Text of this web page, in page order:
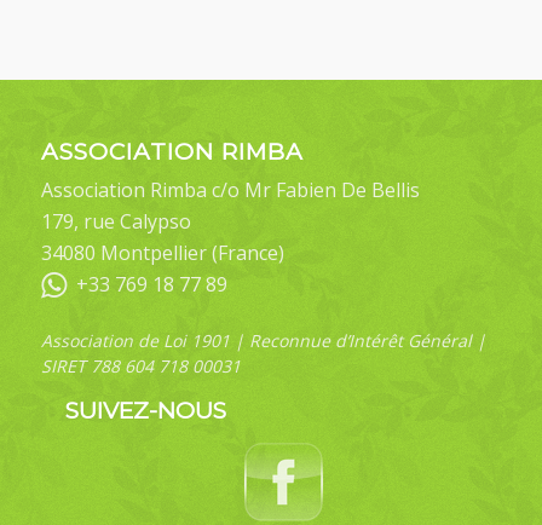
ASSOCIATION RIMBA
Association Rimba c/o Mr Fabien De Bellis
179, rue Calypso
34080 Montpellier (France)
+33 769 18 77 89
Association de Loi 1901 | Reconnue d’Intérêt Général |
SIRET 788 604 718 00031
SUIVEZ-NOUS